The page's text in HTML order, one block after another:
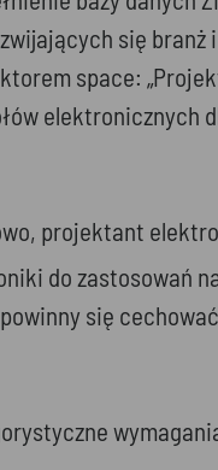
się
space:
projektant
do zastosowań
się